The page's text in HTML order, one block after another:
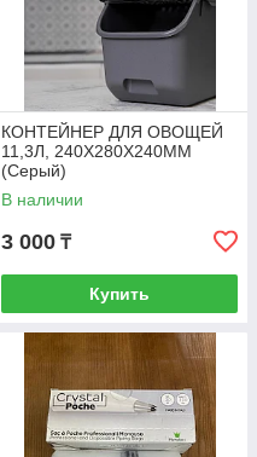
КОНТЕЙНЕР ДЛЯ ОВОЩЕЙ
11,3Л, 240Х280Х240ММ
(Серый)
В наличии
3 000 ₸
Купить